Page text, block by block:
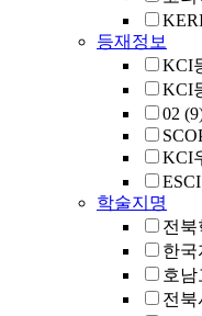
등재정보
KCI
KCI
02
KCI
ESCI
학술지명
전북
한국
호남
전북